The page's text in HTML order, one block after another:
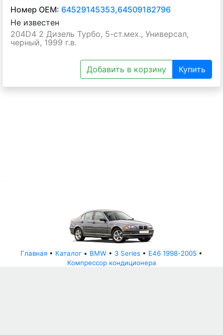
Номер OEM: 64529145353,64509182796
Не известен
204D4 2 Дизель Турбо, 5-ст.мех., Универсал,
черный, 1999 г.в.
Добавить в корзину Купить
Главная • Каталог • BMW • 3 Series • E46 1998-2005 •
Компрессор кондиционера